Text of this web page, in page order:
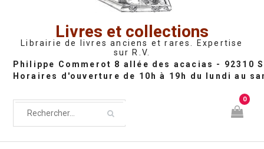
Livres et collections
Librairie de livres anciens et rares. Expertise
sur R.V.
0